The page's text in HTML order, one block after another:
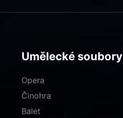
Umělecké soubory
Opera
Činohra
Balet